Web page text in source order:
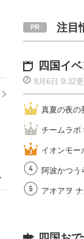
注目
四国イ
8月6日 9:32
真夏の夜の
チームラボ
イオンモー
阿波かつう
アオアヲ